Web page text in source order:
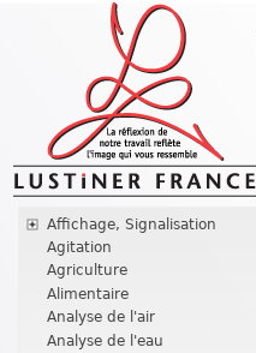
Affichage, Signalisation
Agitation
Agriculture
Alimentaire
Analyse de l'air
Analyse de l'eau